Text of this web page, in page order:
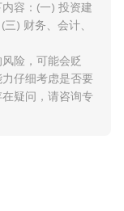
容：(一) 投资建
) 财务、会计、
险，可能会贬
仔细考虑是否要
疑问，请咨询专